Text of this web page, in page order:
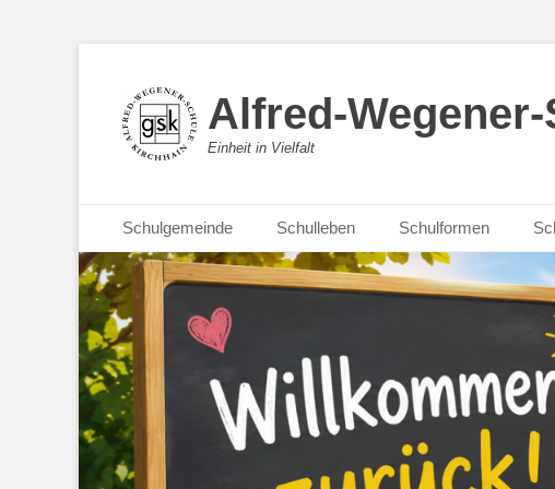
Alfred-
Einheit in Vielfalt
Primäres Menü
Inhalt
springen
Schulgemeinde Schulleben Schulformen